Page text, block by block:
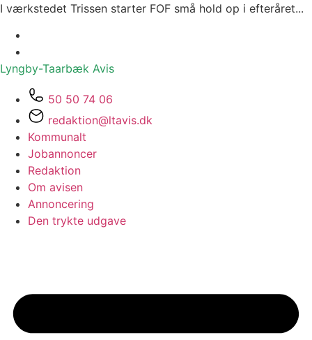
I værkstedet Trissen starter FOF små hold op i efteråret...
Lyngby-Taarbæk Avis
50 50 74 06
redaktion@ltavis.dk
Kommunalt
Jobannoncer
Redaktion
Om avisen
Annoncering
Den trykte udgave